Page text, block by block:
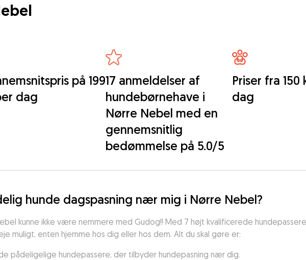
på 199
dag
17 anmeldelser af
hundebørnehave i
Nørre Nebel med en
gennemsnitlig
bedømmelse på 5.0/5
Priser fra 150
dag
hunde dagspasning nær mig i Nørre Nebel?
kunne ikke være nemmere med Gudog!! Med 7 højt kvalificerede
muligt, enten hjemme hos dig eller hos dem. Alt du skal gøre er:
pådeligelige hundepassere, der tilbyder hundepasning nær dig.